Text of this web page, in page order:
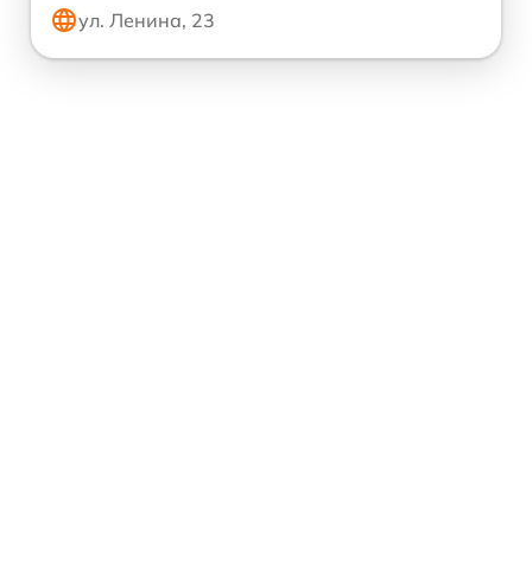
ул. Ленина, 23